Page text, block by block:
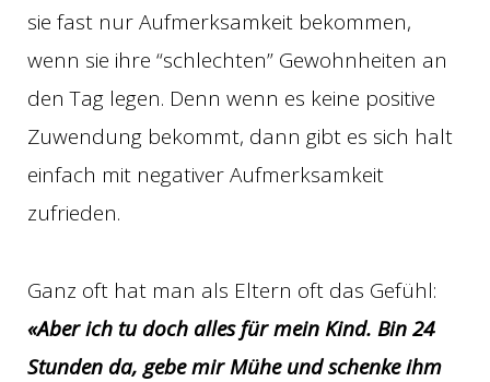
sie fast nur Aufmerksamkeit bekommen,
wenn sie ihre “schlechten” Gewohnheiten an
den Tag legen. Denn wenn es keine positive
Zuwendung bekommt, dann gibt es sich halt
einfach mit negativer Aufmerksamkeit
zufrieden.
Ganz oft hat man als Eltern oft das Gefühl:
«Aber ich tu doch alles für mein Kind. Bin 24
Stunden da, gebe mir Mühe und schenke ihm